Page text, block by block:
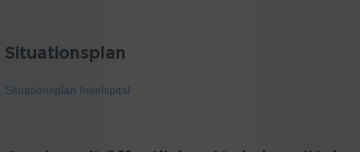
Situationsplan
Situationsplan Inselspital